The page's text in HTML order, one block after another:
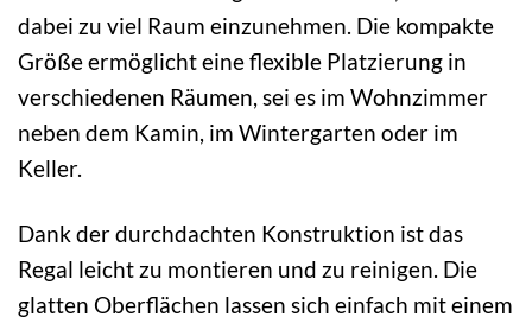
dabei zu viel Raum einzunehmen. Die kompakte
Größe ermöglicht eine flexible Platzierung in
verschiedenen Räumen, sei es im Wohnzimmer
neben dem Kamin, im Wintergarten oder im
Keller.
Dank der durchdachten Konstruktion ist das
Regal leicht zu montieren und zu reinigen. Die
glatten Oberflächen lassen sich einfach mit einem